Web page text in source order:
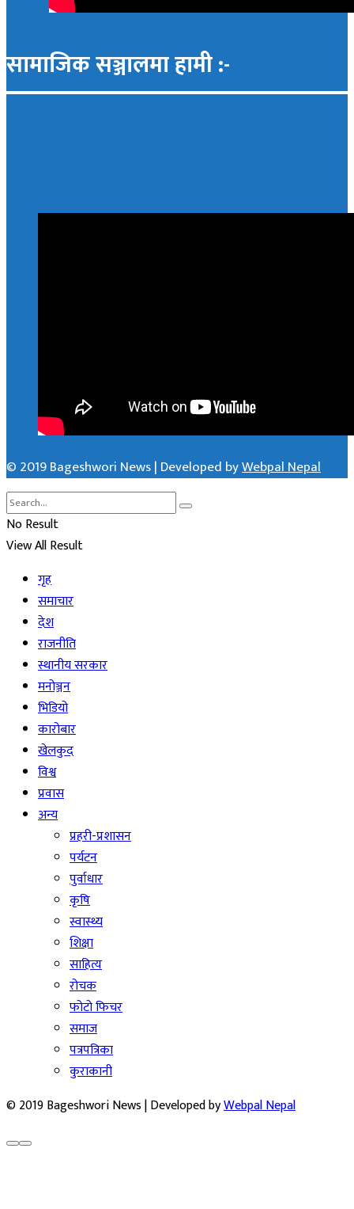
सामाजिक सञ्जालमा हामी :-
© 2019 Bageshwori News | Developed byWebpal Nepal
No Result
View All Result
गृह
समाचार
देश
राजनीति
स्थानीय सरकार
मनोञ्जन
भिडियो
कारोबार
खेलकुद
विश्व
प्रवास
अन्य
प्रहरी-प्रशासन
पर्यटन
पुर्वाधार
कृषि
स्वास्थ्य
शिक्षा
साहित्य
रोचक
फोटो फिचर
समाज
पत्रपत्रिका
कुराकानी
© 2019 Bageshwori News | Developed byWebpal Nepal